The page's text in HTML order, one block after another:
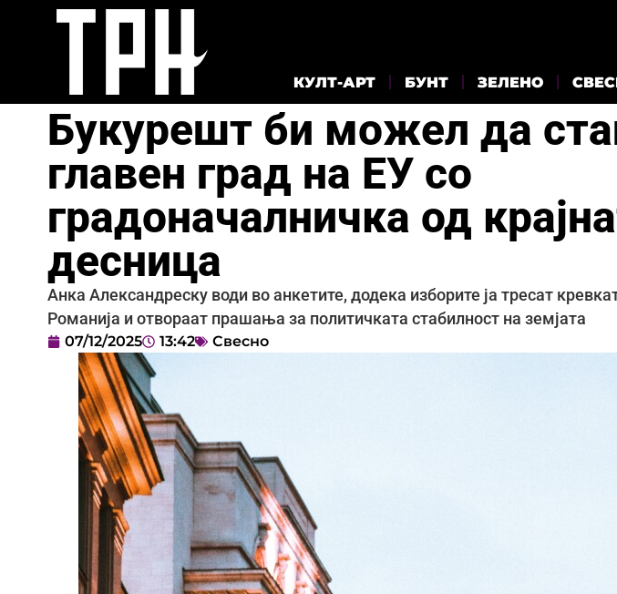
КУЛТ-АРТ БУНТ ЗЕЛЕНО
Букурешт би можел да
главен град на ЕУ со
градоначалничка од
десница
Анка Александреску води во анкетите, додека изборите ја тресат
Романија и отвораат прашања за политичката стабилност на земјата
07/12/2025 13:42 Свесно